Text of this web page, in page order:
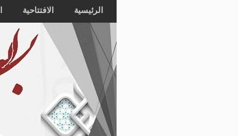
الرئيسية الافتتاحية